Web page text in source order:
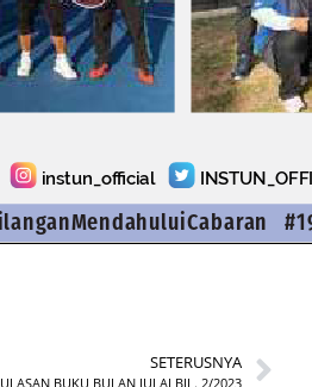
SETERUSNYA
ULASAN BUKU BULAN JULAI BIL. 2/2023